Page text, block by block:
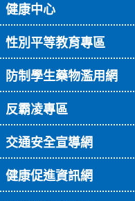
健康中心
性別平等教育專區
防制學生藥物濫用網
反霸凌專區
交通安全宣導網
健康促進資訊網